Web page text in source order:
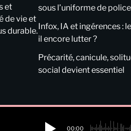
et
de vie et
durable.
sous l’uniforme de police
Infox, IA et ingérences :
il encore lutter ?
Précarité, canicule,
social devient essentiel
00:00